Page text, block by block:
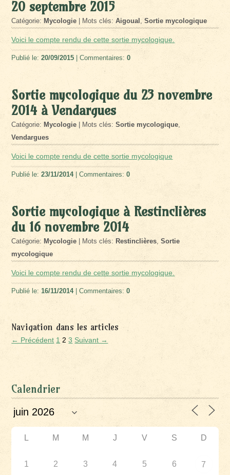
20 septembre 2015
Catégorie: Mycologie | Mots clés:Aigoual ,Sortie mycologique
Voici le compte rendu de cette sortie mycologique.
Publié le:20/09/2015 | Commentaires:0
Sortie mycologique du 23 novembre
2014 à Vendargues
Catégorie: Mycologie | Mots clés:Sortie mycologique,
Vendargues
Voici le compte rendu de cette sortie mycologique
Publié le:23/11/2014| Commentaires:0
Sortie mycologique à Restinclières
du 16 novembre 2014
Catégorie: Mycologie | Mots clés: Restinclières,Sortie
mycologique
Voici le compte rendu de cette sortie mycologique.
Publié le:16/11/2014| Commentaires:0
Navigation dans les articles
← Précédent 1 2 3 Suivant →
Calendrier
L M M J V S D
1 2 3 4 5 6 7